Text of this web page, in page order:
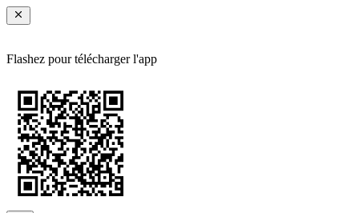
Flashez pour télécharger l'app